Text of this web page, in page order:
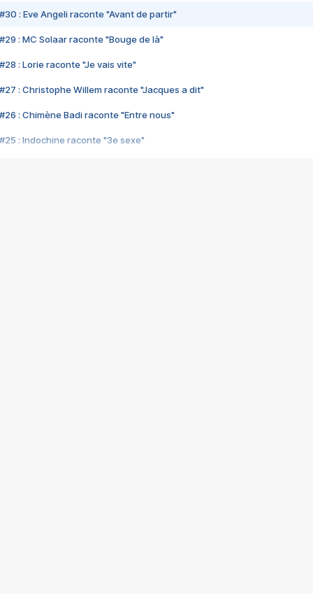
#30 : Eve Angeli raconte "Avant de partir"
#29 : MC Solaar raconte "Bouge de là"
#28 : Lorie raconte "Je vais vite"
#27 : Christophe Willem raconte "Jacques a dit"
#26 : Chimène Badi raconte "Entre nous"
#25 : Indochine raconte "3e sexe"